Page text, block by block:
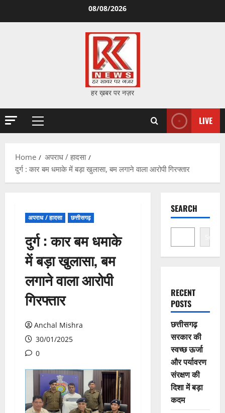
08/08/2026
हर ख़बर पर नज़र
Primary
LIVE
Home
अपराध / हादसा
दुर्ग : कार बम धमाके में बड़ा खुलासा, बम लगाने वाला आरोपी गिरफ्तार
अपराध / हादसा छत्तीसगढ़
दुर्ग : कार बम धमाके
में बड़ा खुलासा, बम
लगाने वाला आरोपी
गिरफ्तार
Anchal Mishra
30/01/2025
0
SEARCH
Search
RECENT
POSTS
छत्तीसगढ़
सरकार की
स्वच्छ ऊर्जा
और पर्यावरण
संरक्षण की
दिशा में बड़ा
कदम